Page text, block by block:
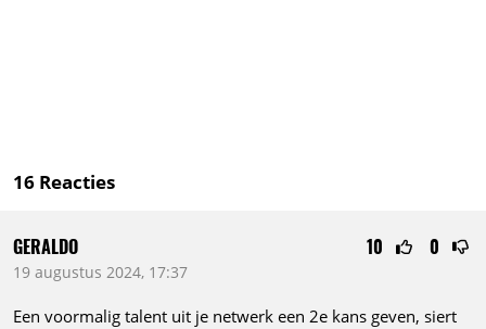
16 Reacties
10 0
GERALDO
19 augustus 2024, 17:37
Een voormalig talent uit je netwerk een 2e kans geven, siert